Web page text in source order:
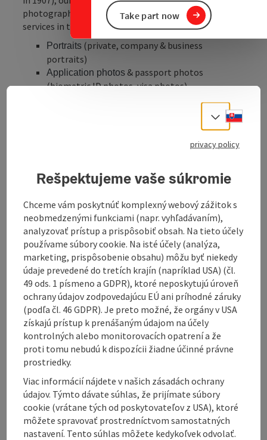
Take part now
photographers have been offering you many different
services in the field of photography.
Portraits (private, company & business
portraits)
Application photos & passport photos
(biometric ID photos, visa photos)
photos (studio and outdoor
(wedding series & wedding
Kindergarten photography(parent-child
School photography(primary schools,
secondary schools)
First communions(individual portraits, group
shots and reportages)
Confirmations(individual portraits, group shots
and reportages)
Event and function ...
Display complete description
Contact
Opening hours
Select
privacy policy
Rešpektujeme vaše súkromie
Chceme vám poskytnúť komplexný webový zážitok s
neobmedzenými funkciami (napr. vyhľadávaním),
analyzovať prístup a prispôsobiť obsah. Na tieto účely
používame súbory cookie. Na isté účely (analýza,
marketing, prispôsobenie obsahu) môžu byť niekedy
údaje prevedené do tretích krajín (napríklad USA) (čl.
49 ods. 1 písmeno a GDPR), ktoré neposkytujú úroveň
ochrany údajov zodpovedajúcu EÚ ani príhodné záruky
(podľa čl. 46 GDPR). Je preto možné, že orgány v USA
získajú prístup k prenášaným údajom na účely
kontrolných alebo monitorovacích opatrení a že
proti tomu nebudú k dispozícii žiadne účinné právne
prostriedky.
Viac informácií nájdete v našich zásadách ochrany
údajov. Týmto dávate súhlas, že prijímate súbory
cookie (vrátane tých od poskytovateľov z USA), ktoré
môžete spravovať prostredníctvom samostatných
nastavení. Tento súhlas môžete kedykoľvek odvolať.